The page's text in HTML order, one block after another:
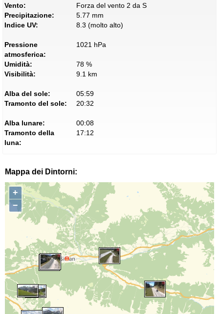
Vento:
Forza del vento 2 da S
Precipitazione:
5.77 mm
Indice UV:
8.3 (molto alto)
Pressione
atmosferica:
1021 hPa
Umidità:
78 %
Visibilità:
9.1 km
Alba del sole:
05:59
Tramonto del sole:
20:32
Alba lunare:
00:08
Tramonto della
luna:
17:12
Mappa dei Dintorni:
+
−